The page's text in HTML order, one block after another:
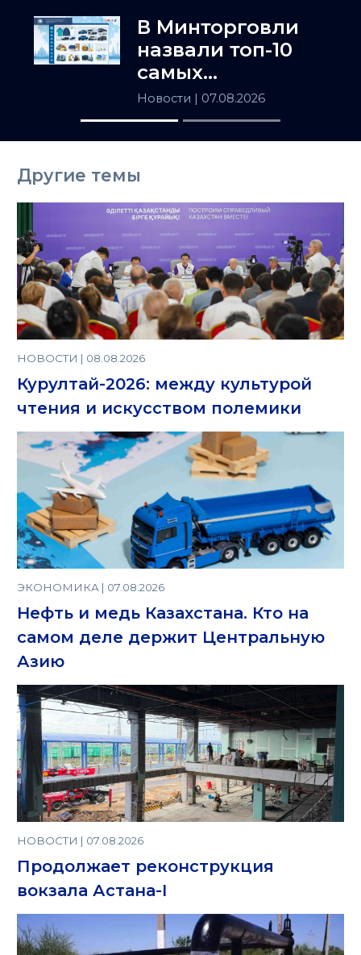
Азию
В Минторговли
назвали топ-10
самых
популярных
товаров в
Казахстане
Новости | 07.08.2026
Другие темы
НОВОСТИ | 08.08.2026
Курултай-2026: между культурой
чтения и искусством полемики
ЭКОНОМИКА | 07.08.2026
Нефть и медь Казахстана. Кто на
самом деле держит Центральную
Азию
НОВОСТИ | 07.08.2026
Продолжает реконструкция
вокзала Астана-I